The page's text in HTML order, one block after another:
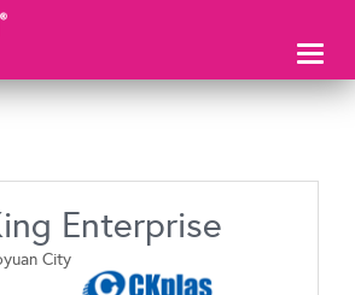
Enterprise
City